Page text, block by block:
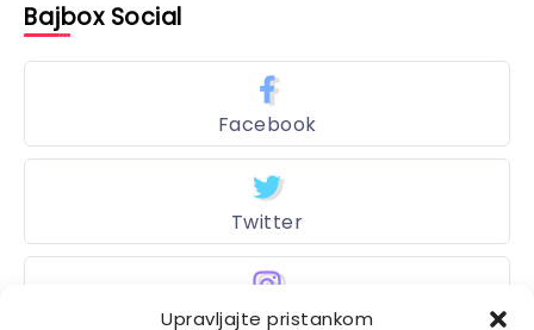
Upravljajte pristankom
Bajbox Social
Facebook
Twitter
Instagram